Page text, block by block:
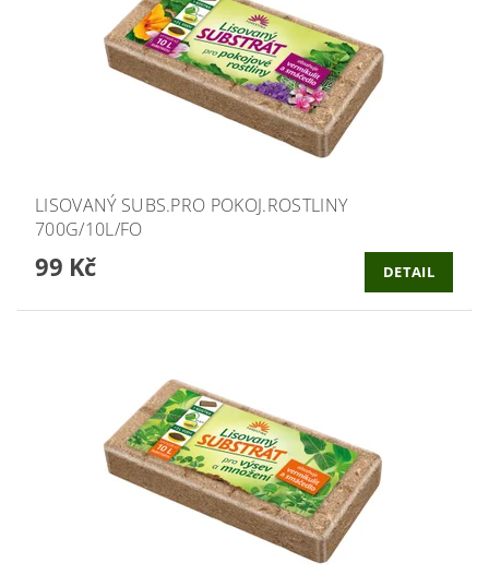
LISOVANÝ SUBS.PRO POKOJ.ROSTLINY
700G/10L/FO
99 Kč DETAIL